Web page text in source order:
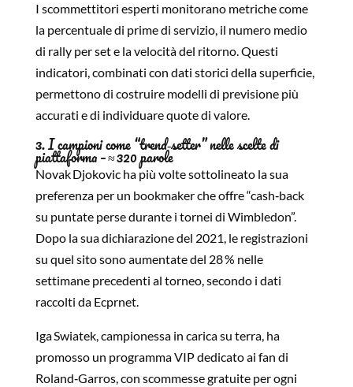
I scommettitori esperti monitorano metriche come
la percentuale di prime di servizio, il numero medio
di rally per set e la velocità del ritorno. Questi
indicatori, combinati con dati storici della superficie,
permettono di costruire modelli di previsione più
accurati e di individuare quote di valore.
3. I campioni come “trend‑setter” nelle scelte di
piattaforma – ≈ 320 parole
Novak Djokovic ha più volte sottolineato la sua
preferenza per un bookmaker che offre “cash‑back
su puntate perse durante i tornei di Wimbledon”.
Dopo la sua dichiarazione del 2021, le registrazioni
su quel sito sono aumentate del 28 % nelle
settimane precedenti al torneo, secondo i dati
raccolti da Ecprnet.
Iga Swiatek, campionessa in carica su terra, ha
promosso un programma VIP dedicato ai fan di
Roland‑Garros, con scommesse gratuite per ogni